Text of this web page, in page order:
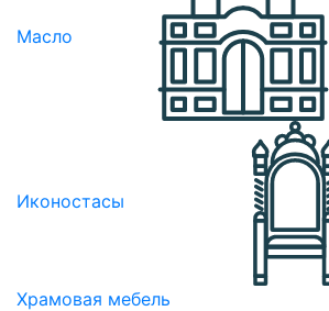
Масло
Иконостасы
Храмовая мебель